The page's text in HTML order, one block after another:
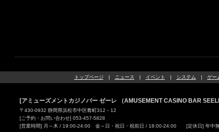
トップページ | ニュース | イベント | システム | ゲー
[アミューズメントカジノバー ゼーレ （AMUSEMENT CASINO BAR
〒430-0932 静岡県浜松市中区肴町312－12
[ご予約・お問い合わせ] 053-457-5828
[営業時間] 月～木 / 19:00-24:00 金～日・祝日・祝前日 / 18:00-24:00 [定休日] 年中